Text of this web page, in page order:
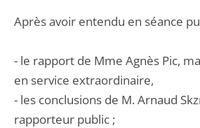
Après avoir entendu en séance
- le rapport de Mme Agnès Pic,
en service extraordinaire,
- les conclusions de M. Arnaud
rapporteur public ;